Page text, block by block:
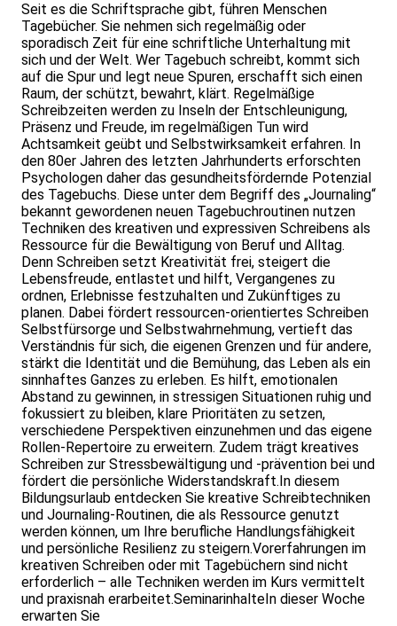
Seit es die Schriftsprache gibt, führen Menschen
Tagebücher. Sie nehmen sich regelmäßig oder
sporadisch Zeit für eine schriftliche Unterhaltung mit
sich und der Welt. Wer Tagebuch schreibt, kommt sich
auf die Spur und legt neue Spuren, erschafft sich einen
Raum, der schützt, bewahrt, klärt. Regelmäßige
Schreibzeiten werden zu Inseln der Entschleunigung,
Präsenz und Freude, im regelmäßigen Tun wird
Achtsamkeit geübt und Selbstwirksamkeit erfahren. In
den 80er Jahren des letzten Jahrhunderts erforschten
Psychologen daher das gesundheitsfördernde Potenzial
des Tagebuchs. Diese unter dem Begriff des „Journaling“
bekannt gewordenen neuen Tagebuchroutinen nutzen
Techniken des kreativen und expressiven Schreibens als
Ressource für die Bewältigung von Beruf und Alltag.
Denn Schreiben setzt Kreativität frei, steigert die
Lebensfreude, entlastet und hilft, Vergangenes zu
ordnen, Erlebnisse festzuhalten und Zukünftiges zu
planen. Dabei fördert ressourcen-orientiertes Schreiben
Selbstfürsorge und Selbstwahrnehmung, vertieft das
Verständnis für sich, die eigenen Grenzen und für andere,
stärkt die Identität und die Bemühung, das Leben als ein
sinnhaftes Ganzes zu erleben. Es hilft, emotionalen
Abstand zu gewinnen, in stressigen Situationen ruhig und
fokussiert zu bleiben, klare Prioritäten zu setzen,
verschiedene Perspektiven einzunehmen und das eigene
Rollen-Repertoire zu erweitern. Zudem trägt kreatives
Schreiben zur Stressbewältigung und -prävention bei und
fördert die persönliche Widerstandskraft.In diesem
Bildungsurlaub entdecken Sie kreative Schreibtechniken
und Journaling-Routinen, die als Ressource genutzt
werden können, um Ihre berufliche Handlungsfähigkeit
und persönliche Resilienz zu steigern.Vorerfahrungen im
kreativen Schreiben oder mit Tagebüchern sind nicht
erforderlich – alle Techniken werden im Kurs vermittelt
und praxisnah erarbeitet.SeminarinhalteIn dieser Woche
erwarten Sie